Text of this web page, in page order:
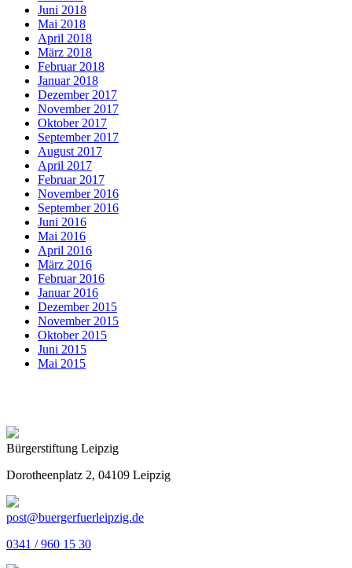
Juni 2018
Mai 2018
April 2018
März 2018
Februar 2018
Januar 2018
Dezember 2017
November 2017
Oktober 2017
September 2017
August 2017
April 2017
Februar 2017
November 2016
September 2016
Juni 2016
Mai 2016
April 2016
März 2016
Februar 2016
Januar 2016
Dezember 2015
November 2015
Oktober 2015
Juni 2015
Mai 2015
Bürgerstiftung Leipzig
Dorotheenplatz 2, 04109 Leipzig
post@buergerfuerleipzig.de
0341 / 960 15 30